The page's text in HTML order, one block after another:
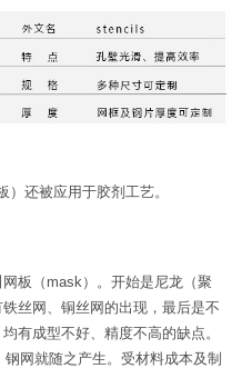
还被应用于胶剂工艺。
板（ mask ）。开始是尼龙（聚
丝网、铜丝网的出现，最后是不
有成型不好、精度不高的缺点。
网就随之产生。受材料成本及制